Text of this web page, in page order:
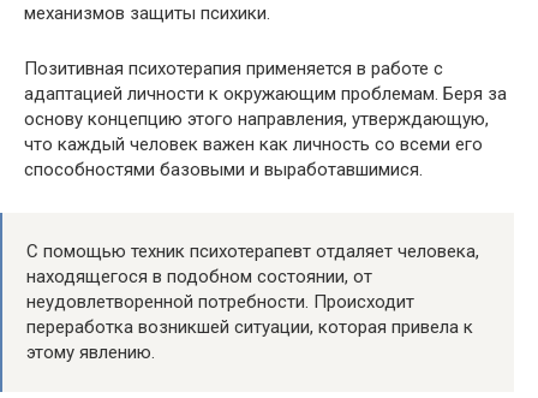
механизмов защиты психики.
Позитивная психотерапия применяется в работе с
адаптацией личности к окружающим проблемам. Беря за
основу концепцию этого направления, утверждающую,
что каждый человек важен как личность со всеми его
способностями базовыми и выработавшимися.
С помощью техник психотерапевт отдаляет человека,
находящегося в подобном состоянии, от
неудовлетворенной потребности. Происходит
переработка возникшей ситуации, которая привела к
этому явлению.